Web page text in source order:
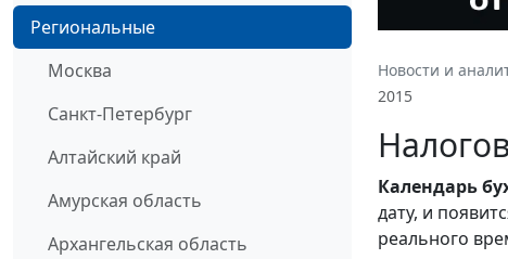
Региональные
Москва
Санкт-Петербург
Алтайский край
Амурская область
Архангельская область
Новости и
2015
Календарь
дату, и
реального